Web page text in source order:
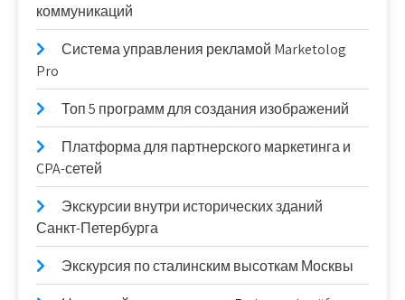
коммуникаций
Система управления рекламой Marketolog
Pro
Топ 5 программ для создания изображений
Платформа для партнерского маркетинга и
CPA-сетей
Экскурсии внутри исторических зданий
Санкт-Петербурга
Экскурсия по сталинским высоткам Москвы